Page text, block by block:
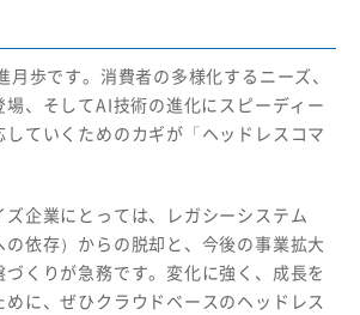
月歩です。消費者の多様化するニーズ、
、そしてAI技術の進化にスピーディー
ていくためのカギが「ヘッドレスコマ
企業にとっては、レガシーシステム
の依存）からの脱却と、今後の事業拡大
くりが急務です。変化に強く、成長を
に、ぜひクラウドベースのヘッドレス